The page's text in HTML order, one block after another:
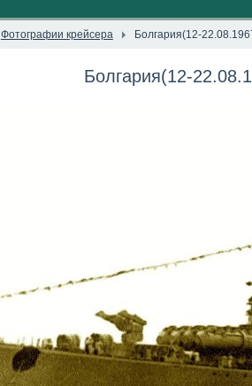
Фотографии крейсера Болгария(12-
Болгария(12-